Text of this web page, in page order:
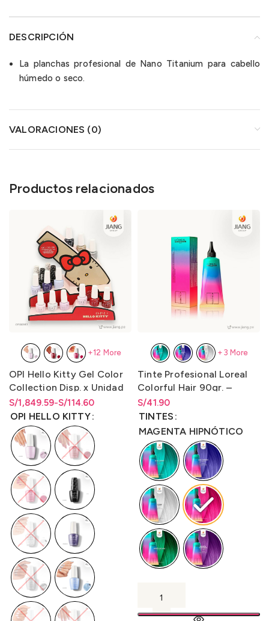
DESCRIPCIÓN
La planchas profesional de Nano Titanium para cabello
húmedo o seco.
VALORACIONES (0)
Productos relacionados
OPI Hello Kitty Gel Color
Collection Disp. x Unidad
y Disp. en Kit de 16
(Gc/Bcoat/Tcoat) 15ml
S/114.60
-
S/1,849.59
Rango de precios: desde
S/114.60 hasta S/1,849.59
Rango de precios: desde
S/114.60 hastaS/1,849.59
OPI HELLO KITTY
+12 More
Tinte Profesional Loreal
Colorful Hair 90gr. –
LO3000C1
S/41.90
Rango de precios: desde
S/41.90hasta
TINTES
MAGENTA HIPNÓTICO
+3 More